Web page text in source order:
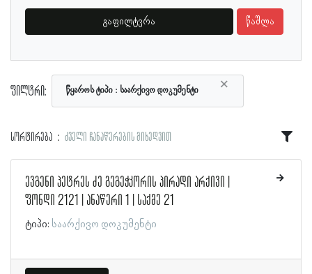
გაფილტვრა წაშლა
ფილტრი: ×
წყაროს ტიპი საარქივო დოკუმენტი
სორტირება ძველი ჩანაწერების მიხედვით
ევგენი პეტრეს ძე გეგეჭკორის პირადი არქივი |
ფონდი 2121 | ანაწერი 1 | საქმე 21
ტიპი: საარქივო დოკუმენტი